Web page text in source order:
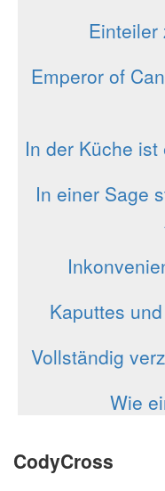
Einteiler
Emperor of
In der Küche
In einer Sage
Kaputtes
Vollständig
Wie
CodyCross